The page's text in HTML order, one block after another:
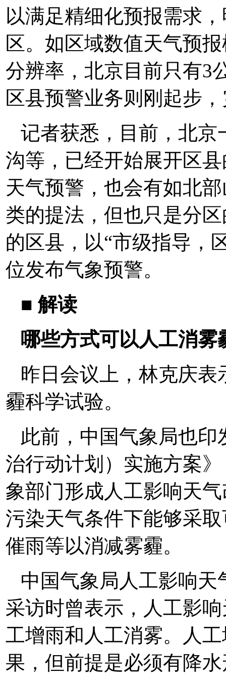
以满足精细化预报需求
区。如区域数值天气预
分辨率，北京目前只有3
区县预警业务则刚起步
记者获悉，目前，北
沟等，已经开始展开区
天气预警，也会有如北
类的提法，但也只是分
的区县，以“市级指导，
位发布气象预警。
■ 解读
哪些方式可以人工消雾
昨日会议上，林克庆
霾科学试验。
此前，中国气象局也
治行动计划）实施方案
象部门形成人工影响天
污染天气条件下能够采
催雨等以消减雾霾。
中国气象局人工影响
采访时曾表示，人工影
工增雨和人工消雾。人
果，但前提是必须有降